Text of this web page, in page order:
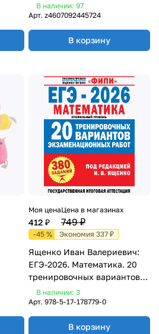
В наличии: 97
Арт. z4607092445724
В корзину
Моя цена
412 ₽
Цена в магазинах
749 ₽
-45 % Экономия 337 ₽
Ященко Иван Валериевич:
ЕГЭ-2026. Математика. 20
тренировочных вариантов
экзаменационных работ. 380
заданий. Профильный
уровень
В наличии: 3
Арт. 978-5-17-178779-0
В корзину